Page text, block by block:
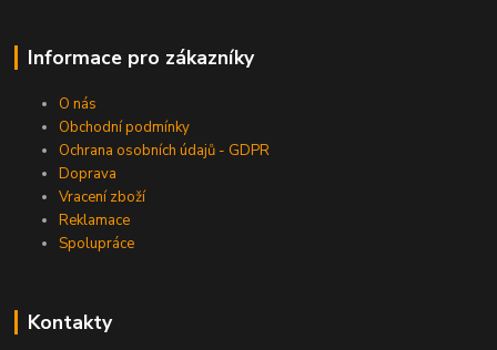
Informace pro zákazníky
O nás
Obchodní podmínky
Ochrana osobních údajů - GDPR
Doprava
Vracení zboží
Reklamace
Spolupráce
Kontakty